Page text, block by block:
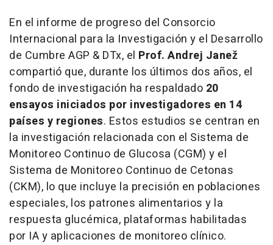
En el informe de progreso del Consorcio
Internacional para la Investigación y el Desarrollo
de Cumbre AGP & DTx, el Prof. Andrej Janež
compartió que, durante los últimos dos años, el
fondo de investigación ha respaldado 20
ensayos iniciados por investigadores en 14
países y regiones. Estos estudios se centran en
la investigación relacionada con el Sistema de
Monitoreo Continuo de Glucosa (CGM) y el
Sistema de Monitoreo Continuo de Cetonas
(CKM), lo que incluye la precisión en poblaciones
especiales, los patrones alimentarios y la
respuesta glucémica, plataformas habilitadas
por IA y aplicaciones de monitoreo clínico.